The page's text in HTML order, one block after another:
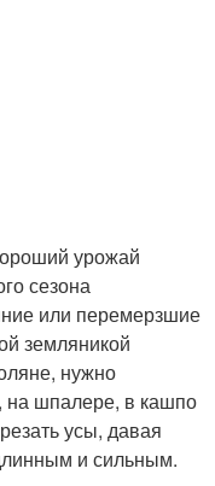
урожай
сезона
или перемерзшие
земляникой
нужно
на шпалере, в кашпо
усы, давая
и сильным.